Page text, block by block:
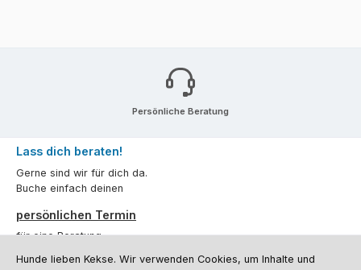
Persönliche Beratung
Lass dich beraten!
Gerne sind wir für dich da.
Buche einfach deinen
persönlichen Termin
für eine Beratung.
Oder über unserKontaktformular.
Hunde lieben Kekse. Wir verwenden Cookies, um Inhalte und